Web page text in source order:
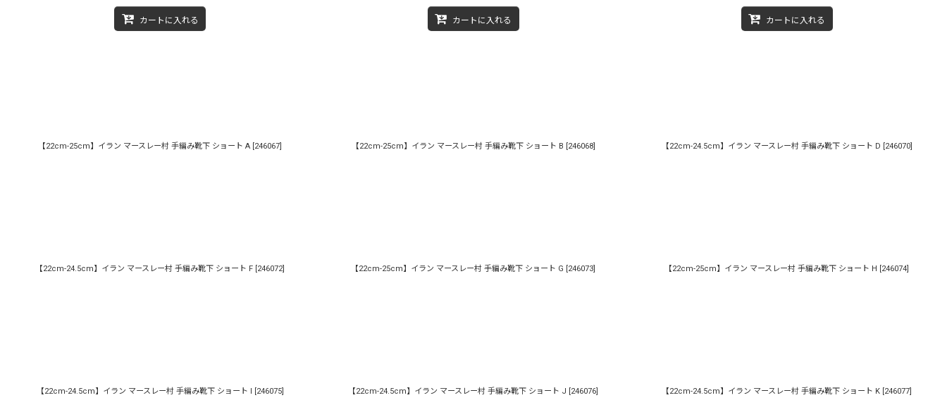
カートに入れる カートに入れる カートに入れる
【22cm-25cm】イラン マースレー村 手編み靴下 ショート A [246067] 【22cm-25cm】イラン マースレー村 手編み靴下 ショート B [246068] 【22cm-24.5cm】イラン マースレー村 手編み靴下 ショート D [246070]
【22cm-24.5cm】イラン マースレー村 手編み靴下 ショート F [246072] 【22cm-25cm】イラン マースレー村 手編み靴下 ショート G [246073] 【22cm-25cm】イラン マースレー村 手編み靴下 ショート H [246074]
【22cm-24.5cm】イラン マースレー村 手編み靴下 ショート I [246075] 【22cm-24.5cm】イラン マースレー村 手編み靴下 ショート J [246076] 【22cm-24.5cm】イラン マースレー村 手編み靴下 ショート K [246077]